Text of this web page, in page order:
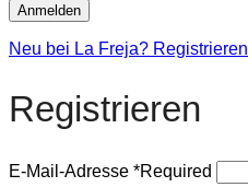
Anmelden
Neu bei La Freja? Registrieren
Registrieren
E-Mail-Adresse *Required